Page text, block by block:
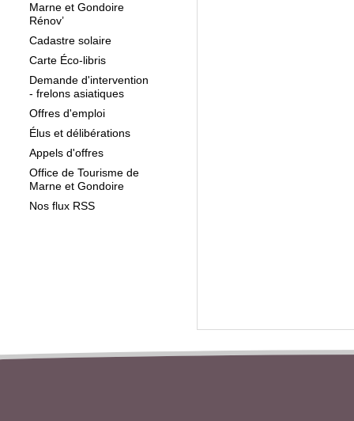
Marne et Gondoire
Rénov’
Cadastre solaire
Carte Éco-libris
Demande d'intervention
- frelons asiatiques
Offres d'emploi
Élus et délibérations
Appels d'offres
Office de Tourisme de
Marne et Gondoire
Nos flux RSS